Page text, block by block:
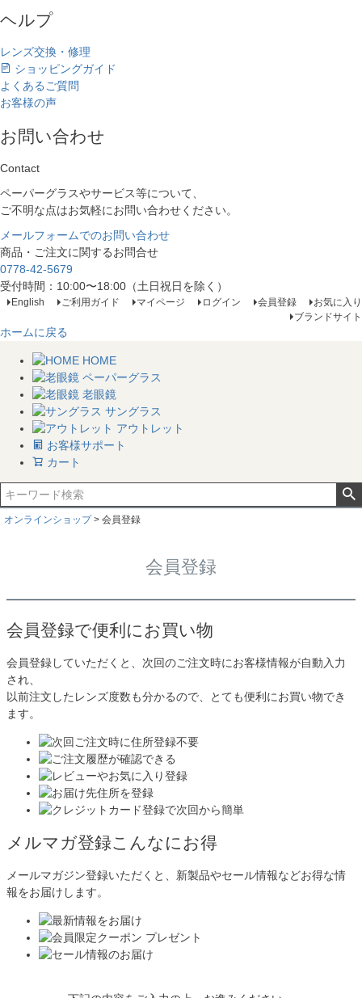
ヘルプ
レンズ交換・修理
ショッピングガイド
よくあるご質問
お客様の声
お問い合わせ
Contact
ペーパーグラスやサービス等について、
ご不明な点はお気軽にお問い合わせください。
メールフォームでのお問い合わせ
商品・ご注文に関するお問合せ
0778-42-5679
受付時間：10:00〜18:00（土日祝日を除く）
English ご利用ガイド マイページ ログイン 会員登録
お気に入り
ブランドサイト
ホームに戻る
HOME
ペーパーグラス
老眼鏡
サングラス
アウトレット
お客様サポート
カート
オンラインショップ 会員登録
会員登録
会員登録で便利にお買い物
会員登録していただくと、次回のご注文時にお客様情報が自動入力
され、
以前注文したレンズ度数も分かるので、とても便利にお買い物でき
ます。
メルマガ登録こんなにお得
メールマガジン登録いただくと、新製品やセール情報などお得な情
報をお届けします。